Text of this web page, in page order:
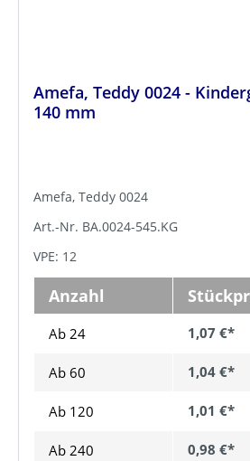
Amefa, Teddy 0024 -
140 mm
Amefa, Teddy 0024
Art.-Nr. BA.0024-545.KG
VPE: 12
Anzahl
Ab 24 1,07 €*
Ab 60 1,04 €*
Ab 120 1,01 €*
Ab 240 0,98 €*